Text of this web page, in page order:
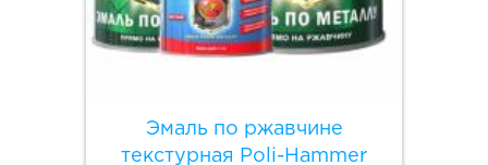
Эмаль по ржавчине
текстурная Poli-Hammer